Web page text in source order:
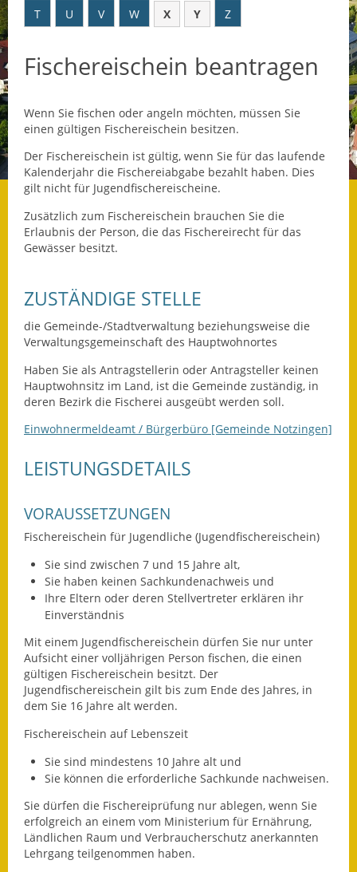
Datenschutz
Datenschutz im
Steueramt
Gebärdensprache
Geschichte und
Gegenwart
wussten!
Informationsbroschüre
Lärmaktionsplan
Infos in Leichter Sprache
Mitteilungsblatt
Nachhaltigkeitsbericht
Ortsplan
Schadensmeldung
Straßenbau
Landesstraße
Kreisstraße
Umleitungsplan
Buslinie 168
Zahlen und Fakten
T
U V W X Y Z
Fischereischein beantragen
Wenn Sie fischen oder angeln möchten, müssen Sie
einen gültigen Fischereischein besitzen.
Der Fischereischein ist gültig, wenn Sie für das laufende
Kalenderjahr die Fischereiabgabe bezahlt haben. Dies
gilt nicht für Jugendfischereischeine.
Zusätzlich zum Fischereischein brauchen Sie die
Erlaubnis der Person, die das Fischereirecht für das
Gewässer besitzt.
ZUSTÄNDIGE STELLE
die Gemeinde-/Stadtverwaltung beziehungsweise die
Verwaltungsgemeinschaft des Hauptwohnortes
Haben Sie als Antragstellerin oder Antragsteller keinen
Hauptwohnsitz im Land, ist die Gemeinde zuständig, in
deren Bezirk die Fischerei ausgeübt werden soll.
Einwohnermeldeamt / Bürgerbüro [Gemeinde Notzingen]
LEISTUNGSDETAILS
VORAUSSETZUNGEN
Fischereischein für Jugendliche (Jugendfischereischein)
Sie sind zwischen 7 und 15 Jahre alt,
Sie haben keinen Sachkundenachweis und
Ihre Eltern oder deren Stellvertreter erklären ihr
Einverständnis
Mit einem Jugendfischereischein dürfen Sie nur unter
Aufsicht einer volljährigen Person fischen, die einen
gültigen Fischereischein besitzt. Der
Jugendfischereischein gilt bis zum Ende des Jahres, in
dem Sie 16 Jahre alt werden.
Fischereischein auf Lebenszeit
Sie sind mindestens 10 Jahre alt und
Sie können die erforderliche Sachkunde nachweisen.
Sie dürfen die Fischereiprüfung nur ablegen, wenn Sie
erfolgreich an einem vom Ministerium für Ernährung,
Ländlichen Raum und Verbraucherschutz anerkannten
Lehrgang teilgenommen haben.